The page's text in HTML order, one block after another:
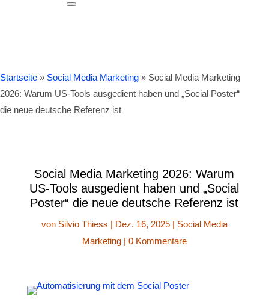
Startseite » Social Media Marketing » Social Media Marketing
2026: Warum US-Tools ausgedient haben und „Social Poster“
die neue deutsche Referenz ist
Social Media Marketing 2026: Warum
US-Tools ausgedient haben und „Social
Poster“ die neue deutsche Referenz ist
von Silvio Thiess | Dez. 16, 2025| Social Media
Marketing| 0 Kommentare